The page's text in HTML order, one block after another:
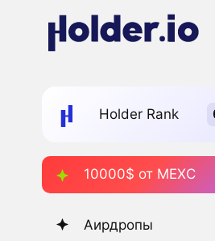
Holder Rank
10000$ от MEXC
Аирдропы